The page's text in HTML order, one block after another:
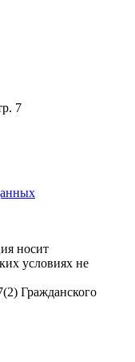
7
носит
условиях не
Гражданского